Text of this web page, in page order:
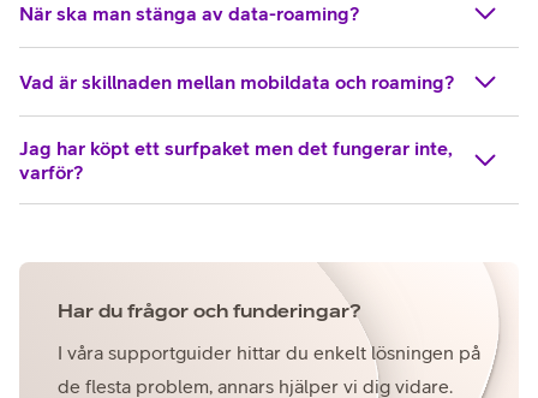
När ska man stänga av data-roaming?
Vad är skillnaden mellan mobildata och roaming?
Jag har köpt ett surfpaket men det fungerar inte,
varför?
Har du frågor och funderingar?
I våra supportguider hittar du enkelt lösningen på
de flesta problem, annars hjälper vi dig vidare.